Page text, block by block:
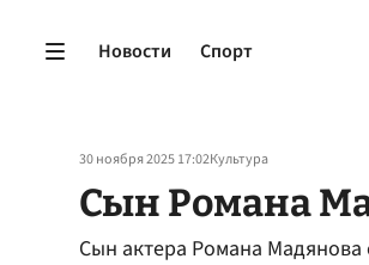
Новости Спорт
30 ноября 2025 17:02Культура
Сын Романа
Сын актера Романа Мадянова